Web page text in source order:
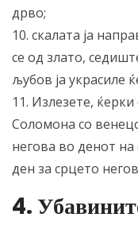
дрво;
10. скалата ја
се од злато,
љубов ја украсиле
11. Излезете,
Соломона со
негова во денот
ден за срцето
4.